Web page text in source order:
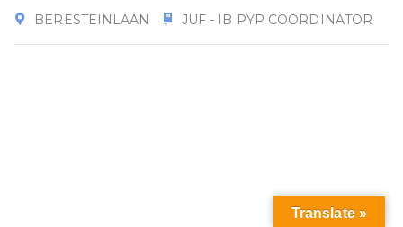
BERESTEINLAAN JUF - IB PYP COÖRDINATOR
Translate »